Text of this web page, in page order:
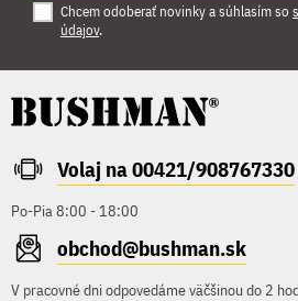
Chcem odoberať novinky a súhlasím so
údajov.
Volaj na 00421/908767330
Po-Pia 8:00 - 18:00
obchod@bushman.sk
V pracovné dni odpovedáme väčšinou do 2